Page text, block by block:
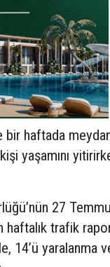
bir haftada
yaşamını
27
haftalık trafik
14’ü yaralanma